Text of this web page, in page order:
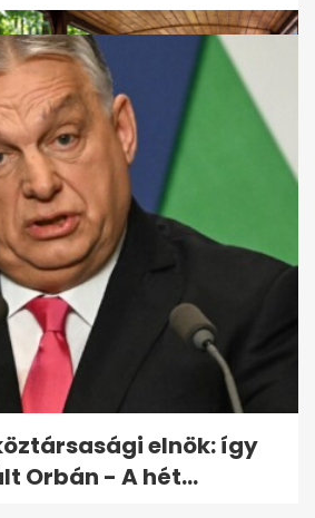
kirándulás
9 hazai útvonal
elnök: így
Orbán - A hét...